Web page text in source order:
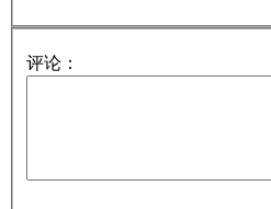
评论：